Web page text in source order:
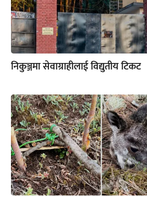
निकुञ्जमा सेवाग्राहीलाई विद्युतीय टिकट